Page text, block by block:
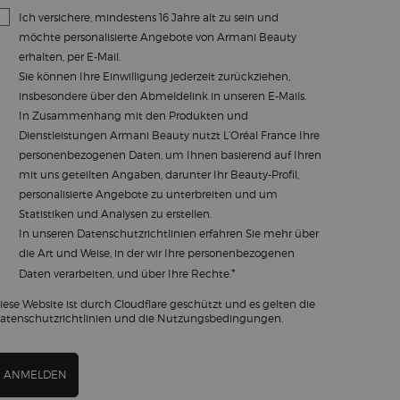
Ich versichere, mindestens 16 Jahre alt zu sein und
möchte personalisierte Angebote von Armani Beauty
erhalten, per E-Mail.
Sie können Ihre Einwilligung jederzeit zurückziehen,
insbesondere über den Abmeldelink in unseren E-Mails.
In Zusammenhang mit den Produkten und
Dienstleistungen Armani Beauty nutzt L’Oréal France Ihre
personenbezogenen Daten, um Ihnen basierend auf Ihren
mit uns geteilten Angaben, darunter Ihr Beauty-Profil,
personalisierte Angebote zu unterbreiten und um
Statistiken und Analysen zu erstellen.
In unseren Datenschutzrichtlinien erfahren Sie mehr über
die Art und Weise, in der wir Ihre personenbezogenen
Daten verarbeiten, und über Ihre Rechte.*
Website ist durch Cloudflare geschützt und es gelten die
und die Nutzungsbedingungen.
ANMELDEN